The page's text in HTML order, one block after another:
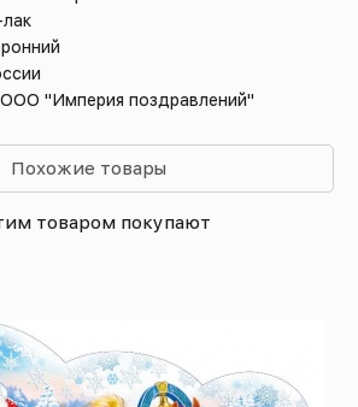
ООО "Империя поздравлений"
Похожие товары
товаром покупают